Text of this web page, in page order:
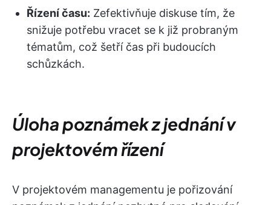
Řízení času: Zefektivňuje diskuse tím, že
snižuje potřebu vracet se k již probraným
tématům, což šetří čas při budoucích
schůzkách.
Úloha poznámek z jednání v
projektovém řízení
V projektovém managementu je pořizování